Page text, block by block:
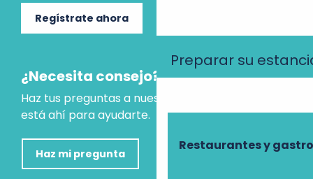
Preparar su
Restaurantes y
Regístrate ahora
¿Necesita consejo?
Haz tus preguntas a nuestro asistente virtual, que
está ahí para ayudarte.
Haz mi pregunta